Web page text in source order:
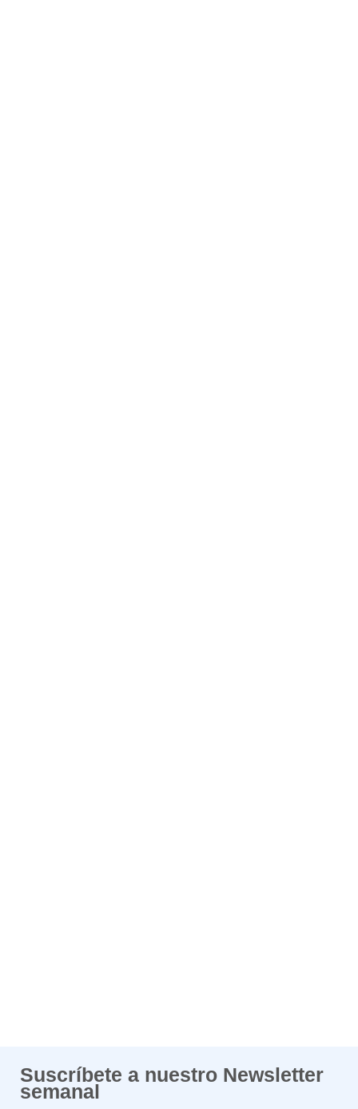
Suscríbete a nuestro Newsletter
semanal